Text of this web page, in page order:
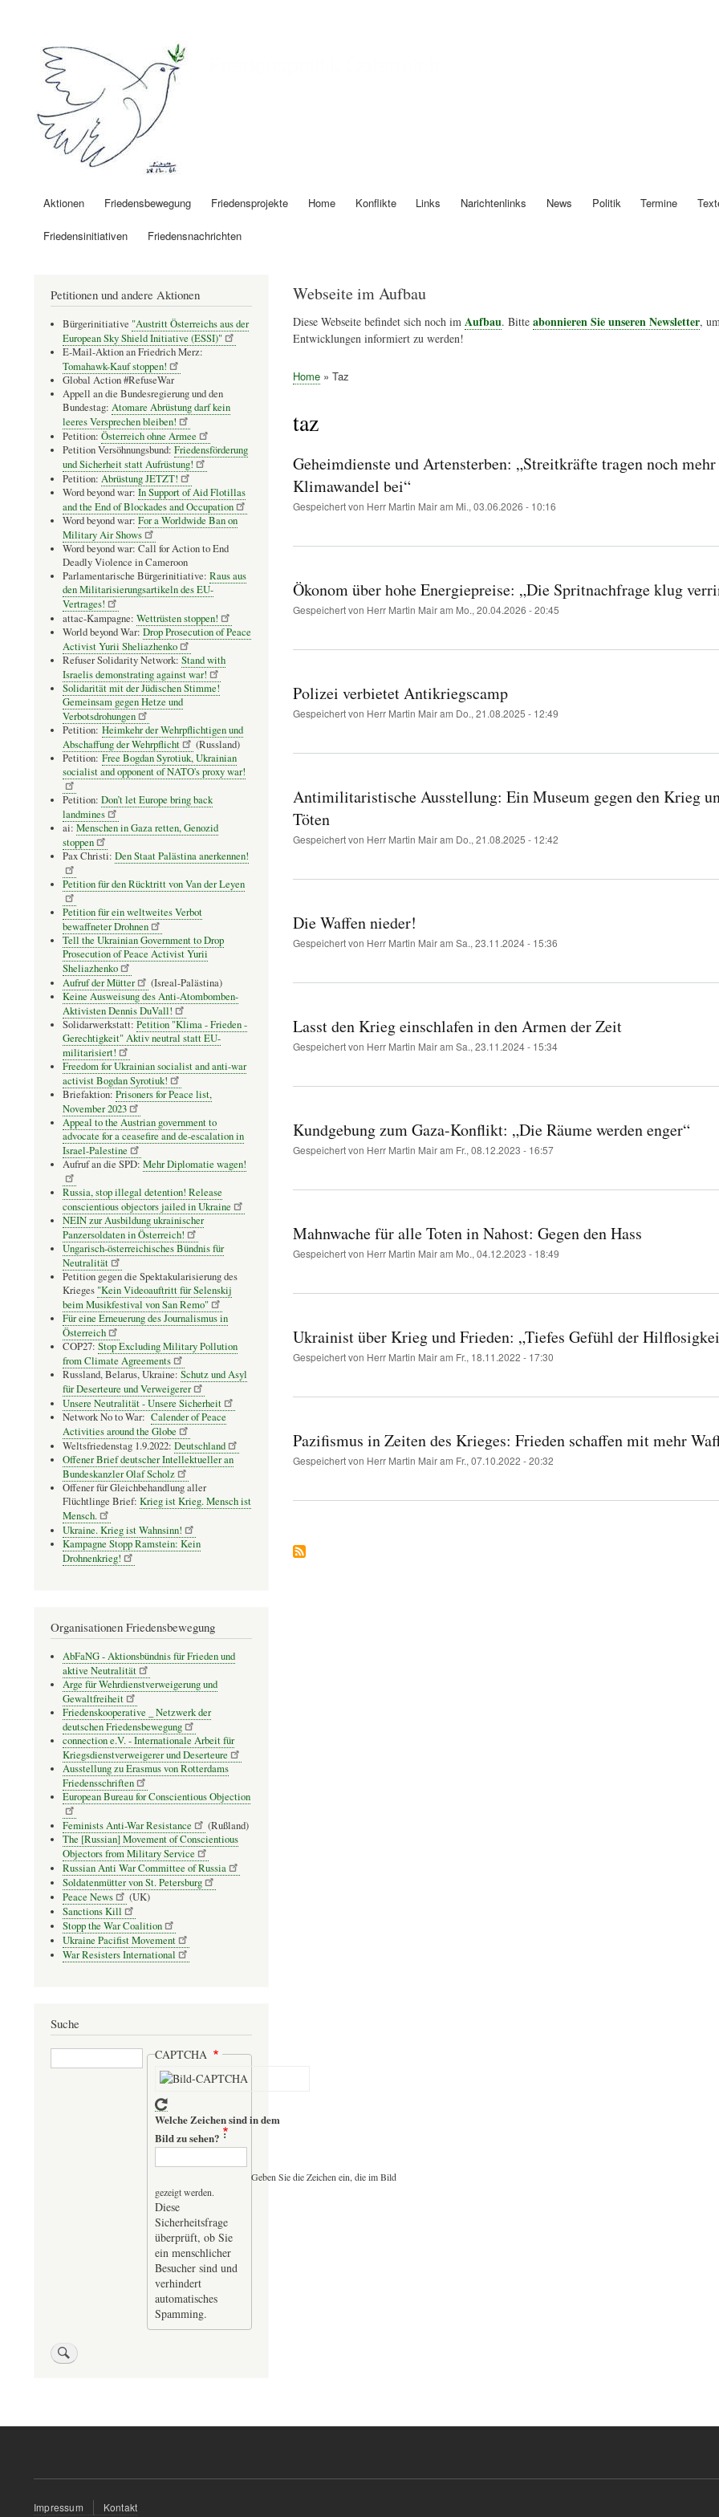
Hauptnavigation
Aktionen Friedensbewegung Friedensprojekte Home Konflikte Links Narichtenlinks News Politik Termine
Friedensinitiativen Friedensnachrichten
Webseite im Aufbau
Diese Webseite befindet sich noch im Aufbau. Bitte abonnieren Sie unseren Newsletter,
Entwicklungen informiert zu werden!
Home Taz
taz
Geheimdienste und Artensterben: „Streitkräfte tragen noch
Klimawandel bei“
Gespeichert von Herr Martin Mairam Mi., 03.06.2026 - 10:16
Ökonom über hohe Energiepreise: „Die Spritnachfrage klug
Gespeichert von Herr Martin Mairam Mo., 20.04.2026 - 20:45
Polizei verbietet Antikriegscamp
Gespeichert von Herr Martin Mairam Do., 21.08.2025 - 12:49
Antimilitaristische Ausstellung: Ein Museum gegen den Krieg
Töten
Gespeichert von Herr Martin Mairam Do., 21.08.2025 - 12:42
Die Waffen nieder!
Gespeichert von Herr Martin Mairam Sa., 23.11.2024 - 15:36
Lasst den Krieg einschlafen in den Armen der Zeit
Gespeichert von Herr Martin Mairam Sa., 23.11.2024 - 15:34
Kundgebung zum Gaza-Konflikt: „Die Räume werden enger“
Gespeichert von Herr Martin Mairam Fr., 08.12.2023 - 16:57
Mahnwache für alle Toten in Nahost: Gegen den Hass
Gespeichert von Herr Martin Mairam Mo., 04.12.2023 - 18:49
Ukrainist über Krieg und Frieden: „Tiefes Gefühl der
Gespeichert von Herr Martin Mairam Fr., 18.11.2022 - 17:30
Pazifismus in Zeiten des Krieges: Frieden schaffen mit mehr
Gespeichert von Herr Martin Mairam Fr., 07.10.2022 - 20:32
Petitionen und andere Aktionen
Bürgerinitiative "Austritt Österreichs aus der
European Sky Shield Initiative (ESSI)"
E-Mail-Aktion an Friedrich Merz:
Tomahawk-Kauf stoppen!
Global Action #RefuseWar
Appell an die Bundesregierung und den
Bundestag: Atomare Abrüstung darf kein
leeres Versprechen bleiben!
Petition: Österreich ohne Armee
Petition Versöhnungsbund: Friedensförderung
und Sicherheit statt Aufrüstung!
Petition: Abrüstung JETZT!
Word beyond war: In Support of Aid Flotillas
and the End of Blockades and Occupation
Word beyond war: For a Worldwide Ban on
Military Air Shows
Word beyond war: Call for Action to End
Deadly Violence in Cameroon
Parlamentarische Bürgerinitiative: Raus aus
den Militarisierungsartikeln des EU-
Vertrages!
attac-Kampagne: Wettrüsten stoppen!
World beyond War: Drop Prosecution of Peace
Activist Yurii Sheliazhenko
Refuser Solidarity Network: Stand with
Israelis demonstrating against war!
Solidarität mit der Jüdischen Stimme!
Gemeinsam gegen Hetze und
Verbotsdrohungen
Petition: Heimkehr der Wehrpflichtigen und
Abschaffung der Wehrpflicht
(Russland)
Petition: Free Bogdan Syrotiuk, Ukrainian
socialist and opponent of NATO's proxy war!
Petition: Don’t let Europe bring back
landmines
ai: Menschen in Gaza retten, Genozid
stoppen
Pax Christi: Den Staat Palästina anerkennen!
Petition für den Rücktritt von Van der Leyen
Petition für ein weltweites Verbot
bewaffneter Drohnen
Tell the Ukrainian Government to Drop
Prosecution of Peace Activist Yurii
Sheliazhenko
Aufruf der Mütter
(Isreal-Palästina)
Keine Ausweisung des Anti-Atombomben-
Aktivisten Dennis DuVall!
Solidarwerkstatt: Petition "Klima - Frieden -
Gerechtigkeit" Aktiv neutral statt EU-
militarisiert!
Freedom for Ukrainian socialist and anti-war
activist Bogdan Syrotiuk!
Briefaktion: Prisoners for Peace list,
November 2023
Appeal to the Austrian government to
advocate for a ceasefire and de-escalation in
Israel-Palestine
Aufruf an die SPD: Mehr Diplomatie wagen!
Russia, stop illegal detention! Release
conscientious objectors jailed in Ukraine
NEIN zur Ausbildung ukrainischer
Panzersoldaten in Österreich!
Ungarisch-österreichisches Bündnis für
Neutralität
Petition gegen die Spektakularisierung des
Krieges "Kein Videoauftritt für Selenskij
beim Musikfestival von San Remo"
Für eine Erneuerung des Journalismus in
Österreich
COP27: Stop Excluding Military Pollution
from Climate Agreements
Russland, Belarus, Ukraine: Schutz und Asyl
für Deserteure und Verweigerer
Unsere Neutralität - Unsere Sicherheit
Network No to War: Calender of Peace
Activities around the Globe
Weltsfriedenstag 1.9.2022: Deutschland
Offener Brief deutscher Intellektueller an
Bundeskanzler Olaf Scholz
Offener für Gleichbehandlung aller
Flüchtlinge Brief: Krieg ist Krieg. Mensch ist
Mensch.
Ukraine. Krieg ist Wahnsinn!
Kampagne Stopp Ramstein: Kein
Drohnenkrieg!
Organisationen Friedensbewegung
AbFaNG - Aktionsbündnis für Frieden und
aktive Neutralität
Arge für Wehrdienstverweigerung und
Gewaltfreiheit
Friedenskooperative _ Netzwerk der
deutschen Friedensbewegung
connection e.V. - Inter­na­tio­nale Arbeit für
Kriegs­dienst­ver­wei­gerer und Deser­teure
Ausstellung zu Erasmus von Rotterdams
Friedensschriften
European Bureau for Conscientious Objection
Feminists Anti-War Resistance
(Rußland)
The [Russian] Movement of Conscientious
Objectors from Military Service
Russian Anti War Committee of Russia
Soldatenmütter von St. Petersburg
Peace News
(UK)
Sanctions Kill
Stopp the War Coalition
Ukraine Pacifist Movement
War Resisters International
Suche
Suche CAPTCHA
Welche Zeichen sind in dem
Bild zu sehen?
Geben Sie die Zeichen ein, die im Bild
gezeigt werden.
Diese
Sicherheitsfrage
überprüft, ob Sie
ein menschlicher
Besucher sind und
verhindert
automatisches
Spamming.
Fußzeilenmenü
Impressum Kontakt